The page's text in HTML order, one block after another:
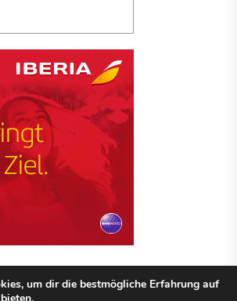
um dir die bestmögliche Erfahrung auf